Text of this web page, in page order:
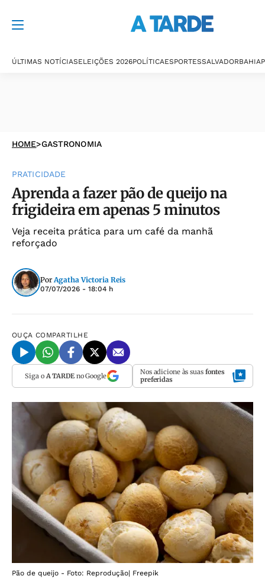
ÚLTIMAS NOTÍCIASELEIÇÕES 2026POLÍTICAESPORTESSALVADORBAHIA
HOME>GASTRONOMIA
PRATICIDADE
Aprenda a fazer pão de queijo na
frigideira em apenas 5 minutos
Veja receita prática para um café da manhã
reforçado
Por Agatha Victoria Reis
07/07/2026 - 18:04 h
OUÇA COMPARTILHE
Siga o A TARDEno Google Nos adicione às suas fontes
preferidas
Pão de queijo - Foto: Reprodução| Freepik